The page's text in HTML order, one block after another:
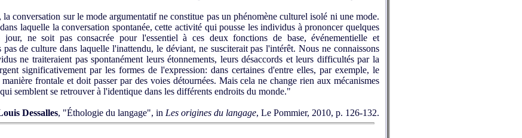
conversation sur le mode argumentatif ne constitue pas un phénomène culturel isolé ni une mode.
laquelle la conversation spontanée, cette activité qui pousse les individus à prononcer quelques
ne soit pas consacrée pour l'essentiel à ces deux fonctions de base, événementielle et
de culture dans laquelle l'inattendu, le déviant, ne susciterait pas l'intérêt. Nous ne connaissons
ne traiteraient pas spontanément leurs étonnements, leurs désaccords et leurs difficultés par la
significativement par les formes de l'expression: dans certaines d'entre elles, par exemple, le
frontale et doit passer par des voies détournées. Mais cela ne change rien aux mécanismes
semblent se retrouver à l'identique dans les différents endroits du monde."
Dessalles, "Éthologie du langage", in Les origines du langage, Le Pommier, 2010, p. 126-132.